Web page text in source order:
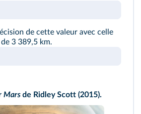
de cette valeur avec celle
3 389,5 km.
Mars de Ridley Scott (2015).